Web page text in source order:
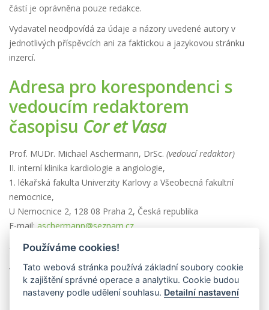
částí je oprávněna pouze redakce.
Vydavatel neodpovídá za údaje a názory uvedené autory v
jednotlivých příspěvcích ani za faktickou a jazykovou stránku
inzercí.
Adresa pro korespondenci s
vedoucím redaktorem
časopisu Cor et Vasa
Prof. MUDr. Michael Aschermann, DrSc. (vedoucí redaktor)
II. interní klinika kardiologie a angiologie,
1. lékařská fakulta Univerzity Karlovy a Všeobecná fakultní
nemocnice,
U Nemocnice 2, 128 08 Praha 2, Česká republika
E-mail: aschermann@seznam.cz
Vychází 6× ročně
Povoleno Ministerstvem kultury ČR E 18519.
ISSN 0010-8650 (print), ISSN 1803-7712 (online)
Používáme cookies!
Tato webová stránka používá základní soubory cookie
k zajištění správné operace a analytiku. Cookie budou
nastaveny podle udělení souhlasu. Detailní nastavení